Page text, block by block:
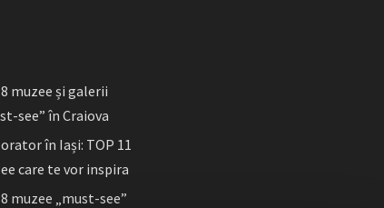
muzee și galerii
see” în Craiova
în Iași: TOP 11
care te vor inspira
muzee „must-see”